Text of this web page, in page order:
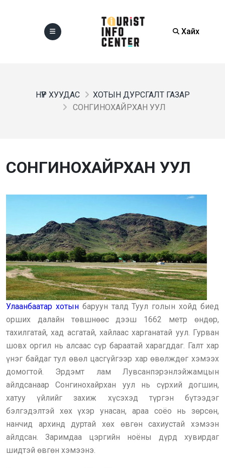
Хайх
НҮҮР ХУУДАС
ХОТЫН ДУРСГАЛТ ГАЗАР
СОНГИНОХАЙРХАН УУЛ
СОНГИНОХАЙРХАН УУЛ
Улаанбаатар хотынбаруун талд Туул голын хойд биед
орших далайн төвшнөөс дээш 1662 метр өндөр,
тахилгатай, хад асгатай, хайлаас харганатай уул. Гурван
шовх оргил нь алсаас сүр бараатай харагддаг. Галт хар
үнэг байдаг тул өвөл цасгүйгээр хар өвөлждөг хэмээх
домогтой. Эрдэмт лам Лувсанпэрэнлэйжамцын
айлдсанаар Сонгинохайрхан уул нь сүрхий догшин,
хатуу үйлийг захиж хүсэхэд түргэн бүтээдэг
бэлгэдэлтэй хөх үхэр унасан, араа соёо нь зөрсөн,
нанчид архинд дуртай хөх өвгөн сахиустай хэмээн
айлдсан. Заримдаа цэргийн ноёны дүрд хувирдаг
шидтэй өвгөн хэмээнэ.